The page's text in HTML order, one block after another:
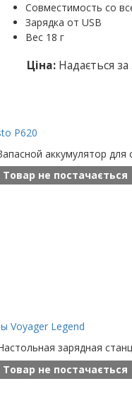
Совместимость со
Зарядка от USB
Вес 18 г
Ціна: Надається
P620
аккумулятор
Товар не постачається
Voyager Legend
зарядная
Товар не постачається